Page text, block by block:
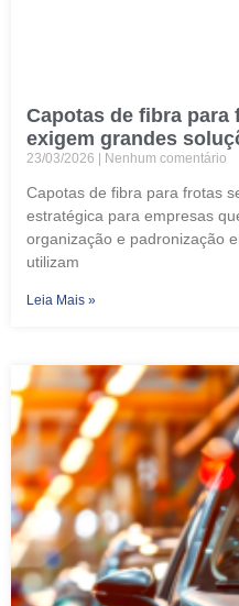
Capotas de fibra
exigem grandes
23/03/2026 Nenhum comentário
Capotas de fibra para frotas
estratégica para empresas
organização e padronização
utilizam
Leia Mais »